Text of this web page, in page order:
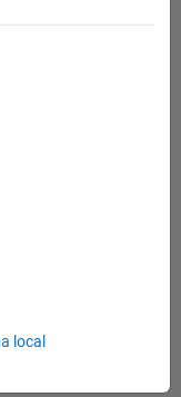
local